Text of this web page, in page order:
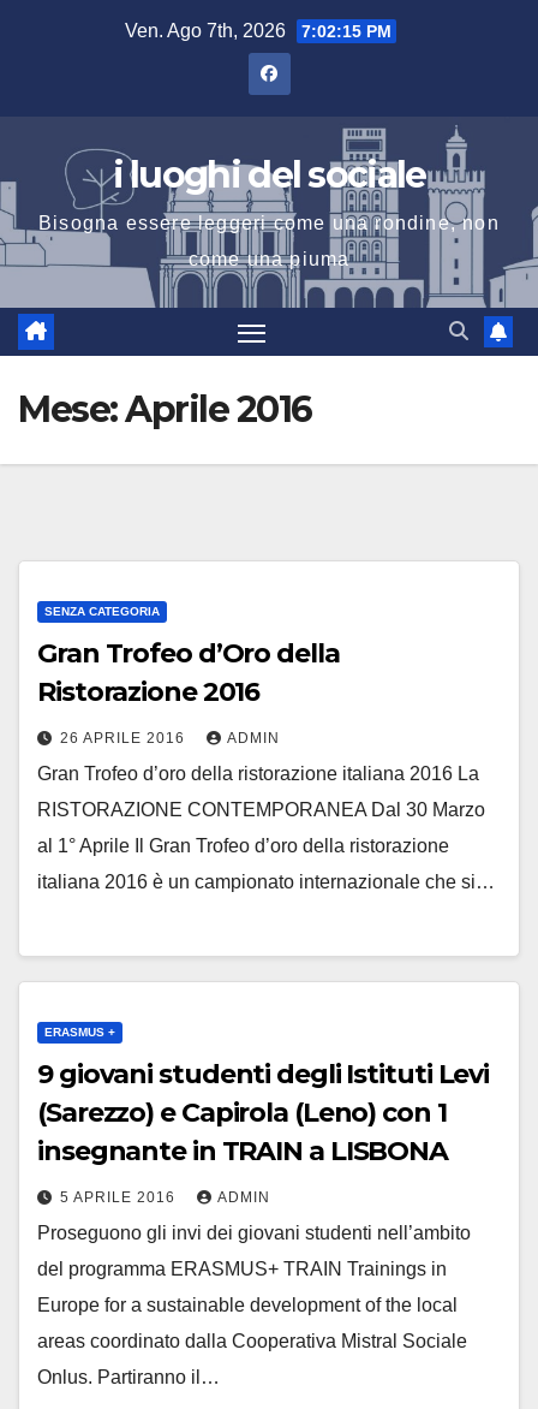
Ven. Ago 7th, 2026 7:02:16 PM
i luoghi del sociale
Bisogna essere leggeri come una rondine, non
come una piuma
Mese:Aprile 2016
SENZA CATEGORIA
Gran Trofeo d’Oro della
Ristorazione 2016
26 APRILE 2016 ADMIN
Gran Trofeo d’oro della ristorazione italiana 2016 La
RISTORAZIONE CONTEMPORANEA Dal 30 Marzo
al 1° Aprile Il Gran Trofeo d’oro della ristorazione
italiana 2016 è un campionato internazionale che si…
ERASMUS +
9 giovani studenti degli Istituti Levi
(Sarezzo) e Capirola (Leno) con 1
insegnante in TRAIN a LISBONA
5 APRILE 2016 ADMIN
Proseguono gli invi dei giovani studenti nell’ambito
del programma ERASMUS+ TRAIN Trainings in
Europe for a sustainable development of the local
areas coordinato dalla Cooperativa Mistral Sociale
Onlus. Partiranno il…